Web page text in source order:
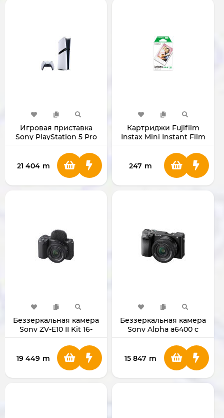
Игровая приставка
Sony PlayStation 5 Pro
21 404 m
Картриджи Fujifilm
Instax Mini Instant Film
247 m
Беззеркальная камера
Sony ZV-E10 II Kit 16-
19 449 m
Беззеркальная камера
Sony Alpha a6400 с
15 847 m